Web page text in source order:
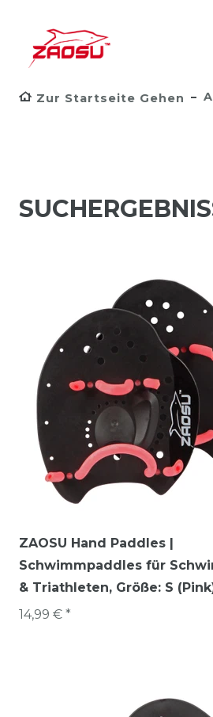
Zur Startseite Gehen
ZAOSU Hand Paddles |
Schwimmpaddles für
& Triathleten, Größe: S
14,99 € *